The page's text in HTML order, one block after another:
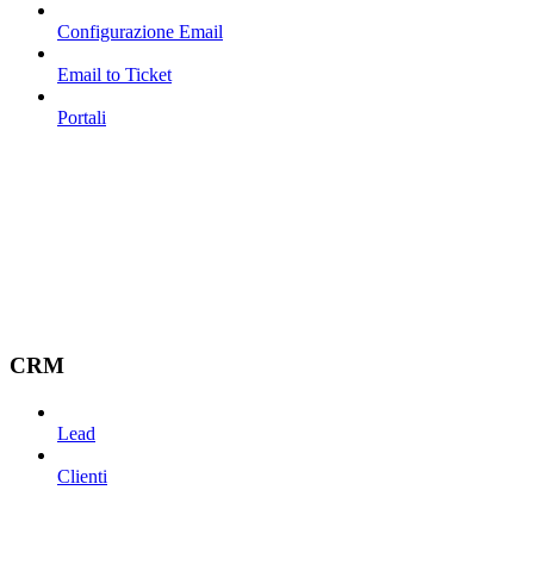
Configurazione Email
Email to Ticket
Portali
CRM
Lead
Clienti